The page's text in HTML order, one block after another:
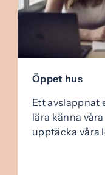
Öppet hus
Ett avslappnat
lära känna
upptäcka våra